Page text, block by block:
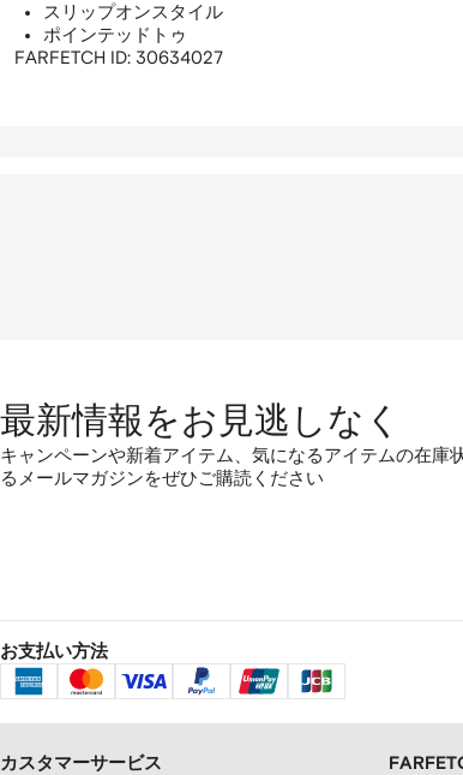
ー
スリップオンスタイル
ポインテッドトゥ
FARFETCH ID: 30634027
最新情報をお見逃しなく
キャンペーンや新着アイテム、気になるアイテムの在庫
るメールマガジンをぜひご購読ください
お支払い方法
カスタマーサービス